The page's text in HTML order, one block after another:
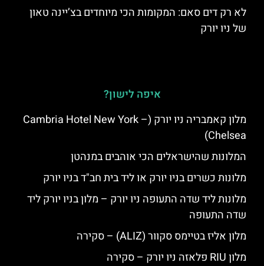
לא רק דים סאם: המקומות הכי מיוחדים בצ’יינה טאון
של ניו יורק
איפה לישון?
מלון קאמבריה ניו יורק (Cambria Hotel New York –
Chelsea)
המלונות שהישראלים הכי אוהבים במנהטן
מלונות כשרים בניו יורק או ליד בית חב"ד בניו יורק
מלונות ליד שדה התעופה ניו יורק – מלון בניו יורק ליד
שדה התעופה
מלון אליז בטיימס סקוור (ALIZ) – סקירה
מלון RIU פלאזה ניו יורק – סקירה